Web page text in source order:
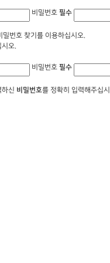
비밀번호 필수
번호 찾기를 이용하십시오.
오.
비밀번호 필수
하신 비밀번호를 정확히 입력해주십